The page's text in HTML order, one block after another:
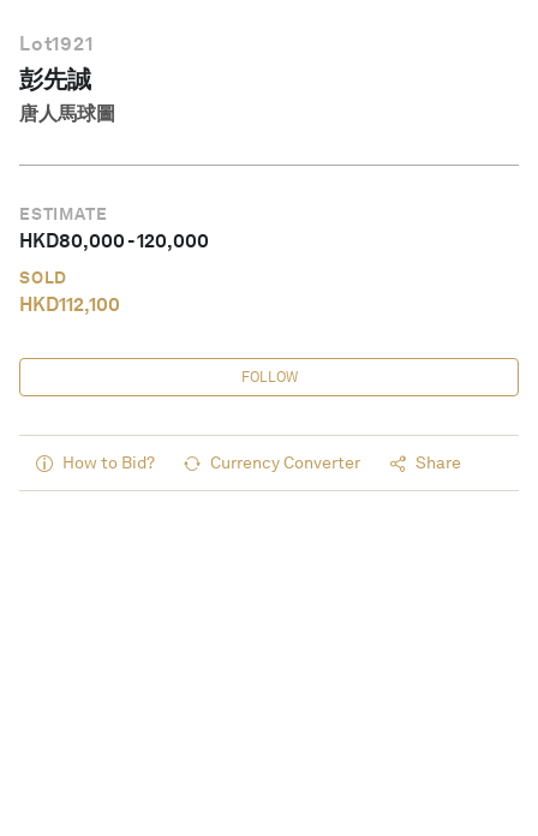
Lot1921
彭先誠
唐人馬球圖
ESTIMATE
HKD80,000-120,000
SOLD
HKD112,100
FOLLOW
How to Bid? Currency Converter Share